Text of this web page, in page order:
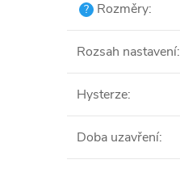
? Rozměry:
Rozsah nastavení:
Hysterze:
Doba uzavření: